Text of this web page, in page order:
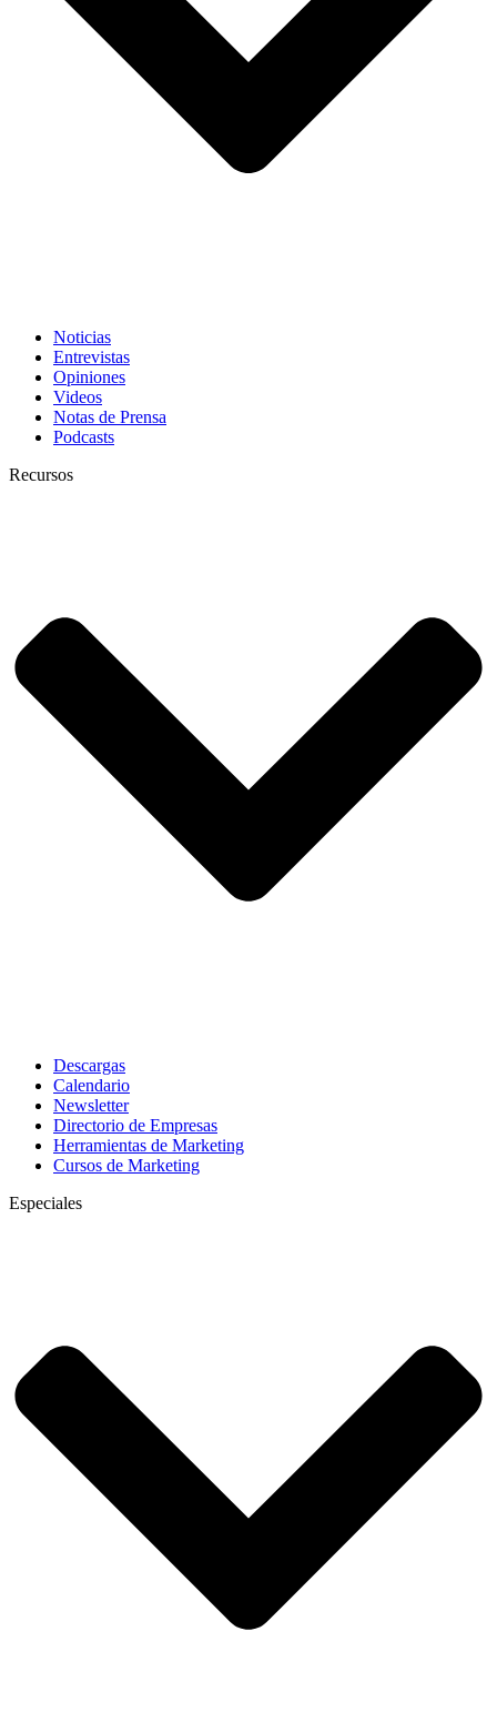
Noticias
Entrevistas
Opiniones
Videos
Notas de Prensa
Podcasts
Recursos
Descargas
Calendario
Newsletter
Directorio de Empresas
Herramientas de Marketing
Cursos de Marketing
Especiales